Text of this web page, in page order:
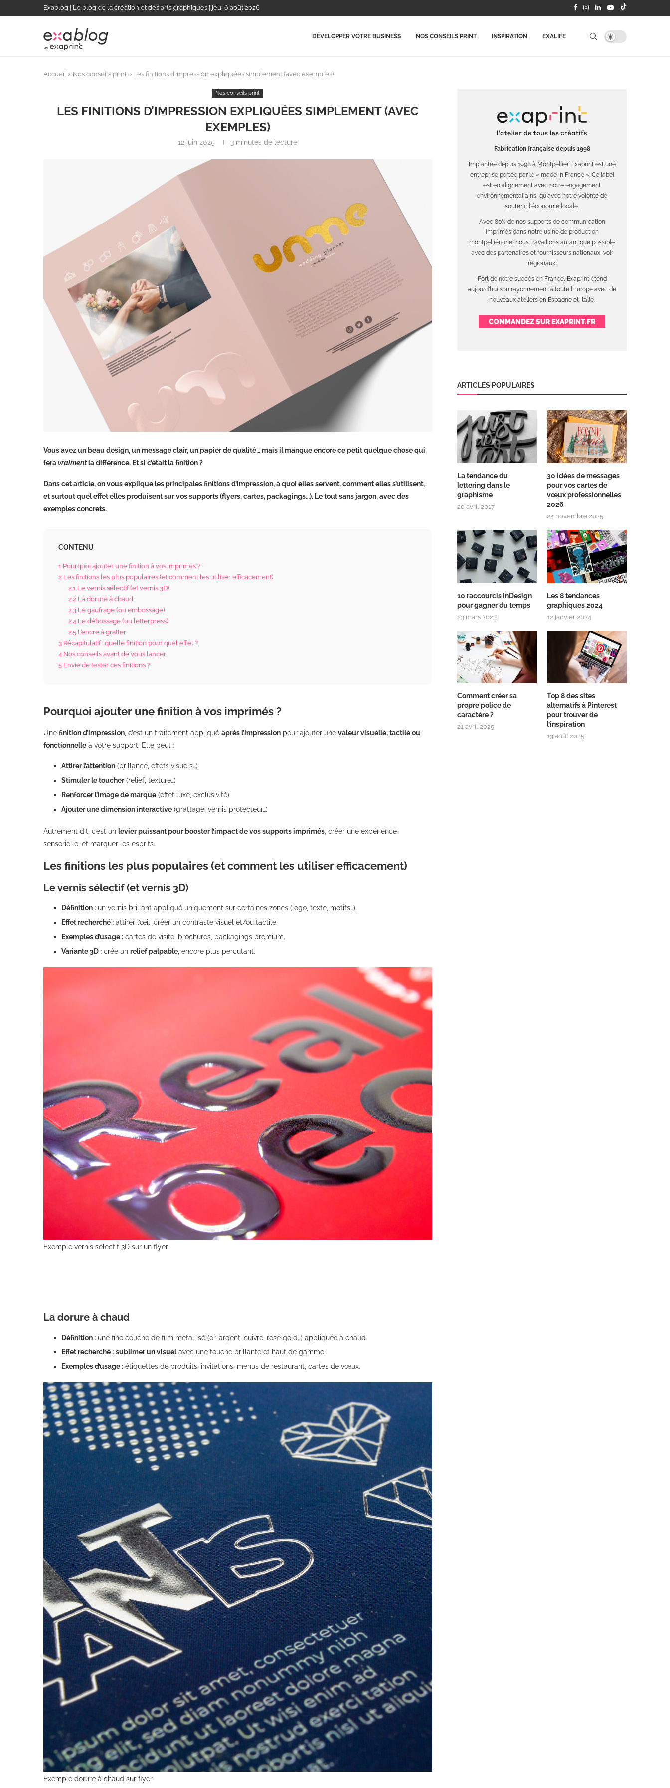
Exablog | Le blog de la création et des arts graphiques | jeu, 6 août 2026
DÉVELOPPER VOTRE BUSINESS NOS CONSEILS PRINT INSPIRATION EXALIFE
Accueil » Nos conseils print » Les finitions d’impression expliquées simplement (avec exemples)
Nos conseils print
LES FINITIONS D’IMPRESSION EXPLIQUÉES SIMPLEMENT (AVEC
EXEMPLES)
12 juin 2025 3 minutes de lecture
Vous avez un beau design, un message clair, un papier de qualité… mais il manque encore ce petit quelque chose qui
feravraimentla différence. Et si c’était la finition ?
Dans cet article, on vous explique les principales finitions d’impression, à quoi elles servent, comment elles s’utilisent,
et surtout quel effet elles produisent sur vos supports (flyers, cartes, packagings…). Le tout sans jargon, avec des
exemples concrets.
CONTENU
1 Pourquoi ajouter une finition à vos imprimés ?
2 Les finitions les plus populaires (et comment les utiliser efficacement)
2.1 Le vernis sélectif (et vernis 3D)
2.2 La dorure à chaud
2.3 Le gaufrage (ou embossage)
2.4 Le débossage (ou letterpress)
2.5L’encre à gratter
3 Récapitulatif : quelle finition pour quel effet ?
4 Nos conseils avant de vous lancer
5 Envie de tester ces finitions ?
Pourquoi ajouter une finition à vos imprimés ?
Une finition d’impression, c’est un traitement appliqué après l’impression pour ajouter une valeur visuelle, tactile ou
fonctionnelle à votre support. Elle peut :
Attirer l’attention (brillance, effets visuels…)
Stimuler le toucher(relief, texture…)
Renforcer l’image de marque (effet luxe, exclusivité)
Ajouter une dimension interactive (grattage, vernis protecteur…)
Autrement dit, c’est un levier puissant pour booster l’impact de vos supports imprimés, créer une expérience
sensorielle, et marquer les esprits.
Les finitions les plus populaires (et comment les utiliser efficacement)
Le vernis sélectif (et vernis 3D)
Définition : un vernis brillant appliqué uniquement sur certaines zones (logo, texte, motifs…).
Effet recherché : attirer l’œil, créer un contraste visuel et/ou tactile.
Exemples d’usage : cartes de visite, brochures, packagings premium.
Variante 3D : crée un relief palpable, encore plus percutant.
Exemple vernis sélectif 3D sur un flyer
La dorure à chaud
Définition : une fine couche de film métallisé (or, argent, cuivre, rose gold…) appliquée à chaud.
Effet recherché : sublimer un visuelavec une touche brillante et haut de gamme.
Exemples d’usage : étiquettes de produits, invitations, menus de restaurant, cartes de vœux.
Exemple dorure à chaud sur flyer
Fabrication française depuis 1998
Implantée depuis 1998 à Montpellier, Exaprint est une
entreprise portée par le « made in France ». Ce label
est en alignement avec notre engagement
environnemental ainsi qu'avec notre volonté de
soutenir l'économie locale.
Avec 80% de nos supports de communication
imprimés dans notre usine de production
montpelliéraine, nous travaillons autant que possible
avec des partenaires et fournisseurs nationaux, voir
régionaux.
Fort de notre succès en France, Exaprint étend
aujourd'hui son rayonnement à toute l'Europe avec de
nouveaux ateliers en Espagne et Italie.
COMMANDEZ SUR EXAPRINT.FR
ARTICLES POPULAIRES
La tendance du
lettering dans le
graphisme
20 avril 2017
30 idées de messages
pour vos cartes de
vœux professionnelles
2026
24 novembre 2025
10 raccourcis InDesign
pour gagner du temps
23 mars 2023
Les 8 tendances
graphiques 2024
12 janvier 2024
Comment créer sa
propre police de
caractère ?
21 avril 2025
Top 8 des sites
alternatifs à Pinterest
pour trouver de
l’inspiration
13 août 2025